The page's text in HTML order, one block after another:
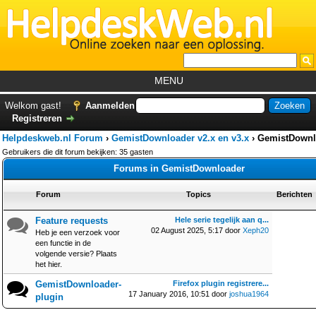
MENU
Foutcodes
Helpdesks
GemistDownloader*
Forum
Welkom gast!
Aanmelden
Registreren
Helpdeskweb.nl Forum › GemistDownloader v2.x en v3.x ›
Gebruikers die dit forum bekijken: 35 gasten
Forums in GemistDownloader
Forum Topics Berichten
Feature requests
Heb je een verzoek voor
een functie in de
volgende versie? Plaats
het hier.
Hele serie tegelijk aan q...
02 August 2025, 5:17 door Xeph20
GemistDownloader-
plugin
Firefox plugin registrere...
17 January 2016, 10:51 door joshua1964